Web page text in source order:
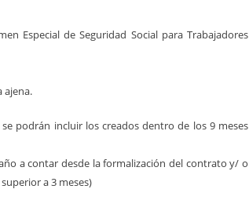
Especial de Seguridad Social para Trabajadores
ajena.
podrán incluir los creados dentro de los 9 meses
a contar desde la formalización del contrato y/ o
a 3 meses)